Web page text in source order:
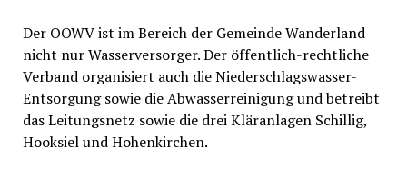
Der OOWV ist im Bereich der Gemeinde Wanderland
nicht nur Wasserversorger. Der öffentlich-rechtliche
Verband organisiert auch die Niederschlagswasser-
Entsorgung sowie die Abwasserreinigung und betreibt
das Leitungsnetz sowie die drei Kläranlagen Schillig,
Hooksiel und Hohenkirchen.